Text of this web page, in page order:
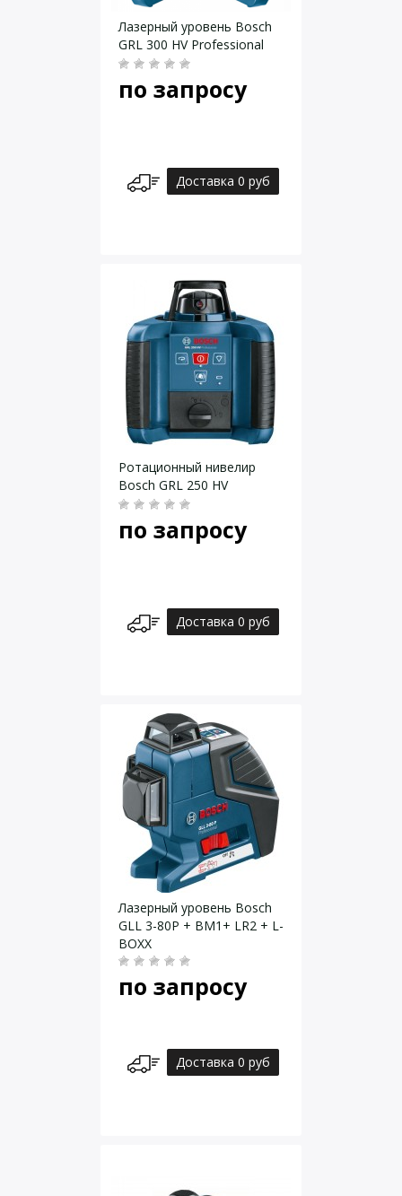
Лазерный уровень Bosch
GRL 300 HV Professional
по запросу
Доставка 0 руб
Ротационный нивелир
Bosch GRL 250 HV
по запросу
Доставка 0 руб
Лазерный уровень Bosch
GLL 3-80P + BM1+ LR2 + L-
BOXX
по запросу
Доставка 0 руб